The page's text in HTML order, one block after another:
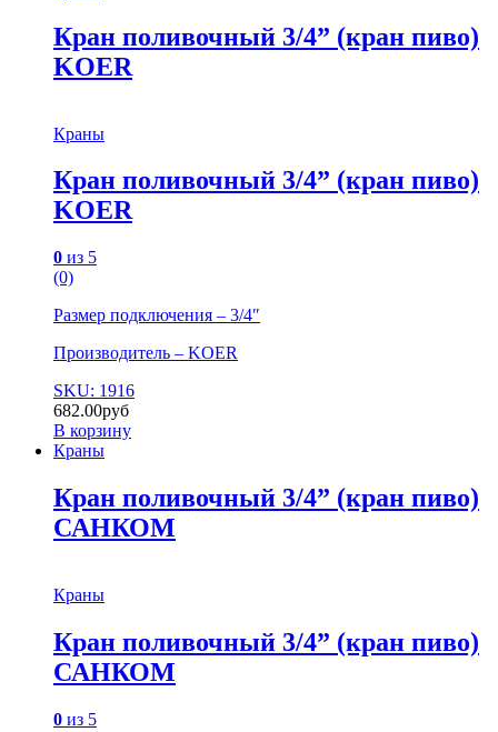
Кран поливочный 3/4” (кран пиво)
KOER
Краны
Кран поливочный 3/4” (кран пиво)
KOER
0 из 5
(0)
Размер подключения – 3/4″
Производитель – KOER
SKU: 1916
682.00руб
В корзину
Краны
Кран поливочный 3/4” (кран пиво)
САНКОМ
Краны
Кран поливочный 3/4” (кран пиво)
САНКОМ
0 из 5